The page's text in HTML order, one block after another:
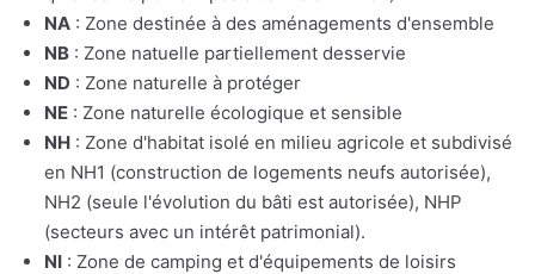
NA : Zone destinée à des aménagements d'ensemble
NB : Zone natuelle partiellement desservie
ND : Zone naturelle à protéger
NE : Zone naturelle écologique et sensible
NH : Zone d'habitat isolé en milieu agricole et subdivisé
en NH1 (construction de logements neufs autorisée),
NH2 (seule l'évolution du bâti est autorisée), NHP
(secteurs avec un intérêt patrimonial).
NI : Zone de camping et d'équipements de loisirs